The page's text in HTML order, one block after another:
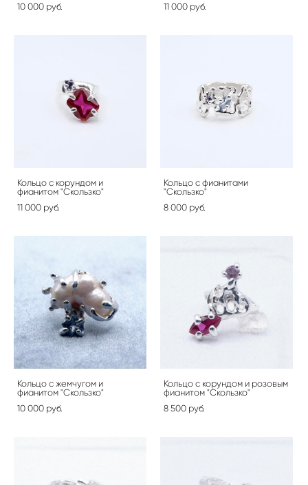
10 000 pуб.
11 000 pуб.
Кольцо с корундом и
фианитом "Скользко"
11 000 pуб.
Кольцо с фианитами
"Скользко"
8 000 pуб.
Кольцо с жемчугом и
фианитом "Скользко"
10 000 pуб.
Кольцо с корундом и розовым
фианитом "Скользко"
8 500 pуб.